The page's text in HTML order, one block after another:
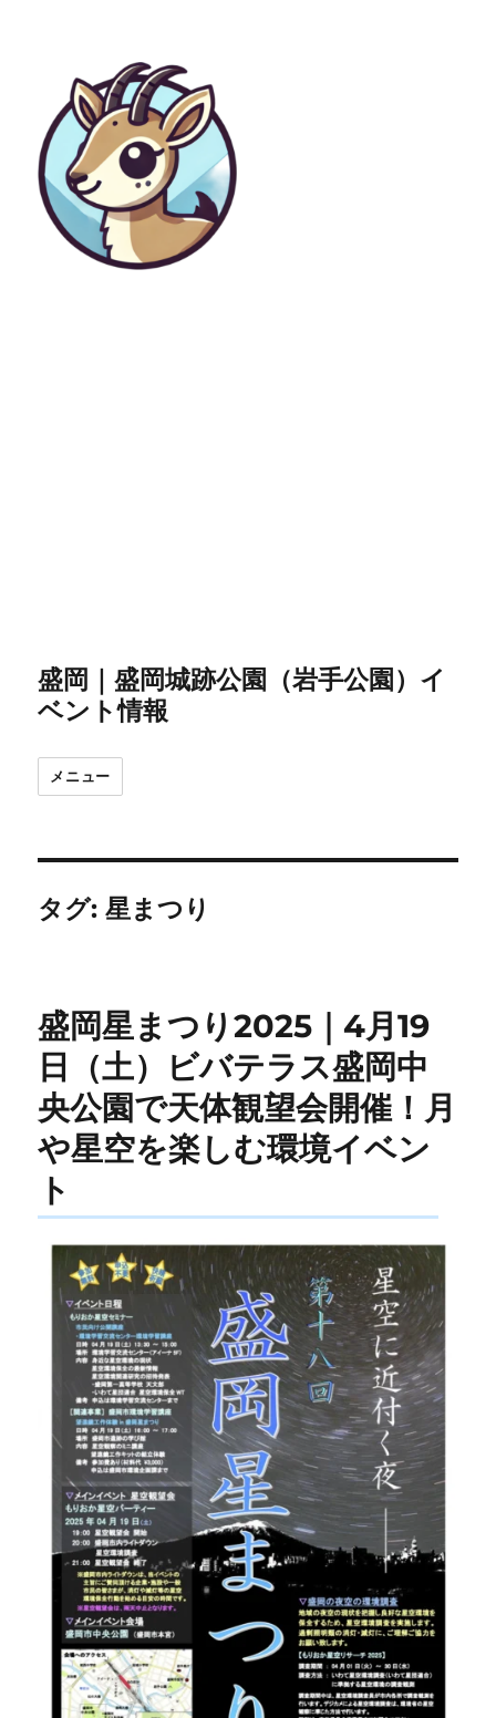
盛岡｜盛岡城跡公園（岩手公園）イ
ベント情報
メニュー
タグ:星まつり
盛岡星まつり2025｜4月19
日（土）ビバテラス盛岡中
央公園で天体観望会開催！月
や星空を楽しむ環境イベン
ト